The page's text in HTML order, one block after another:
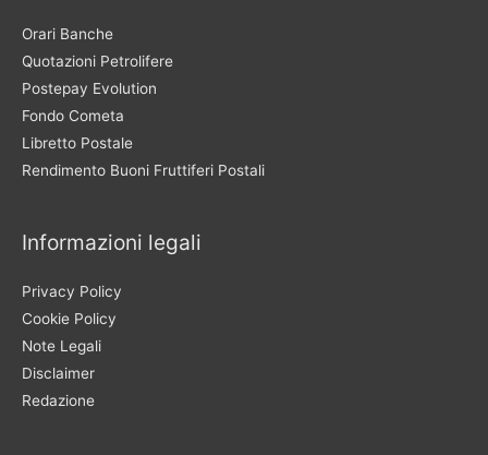
Orari Banche
Quotazioni Petrolifere
Postepay Evolution
Fondo Cometa
Libretto Postale
Rendimento Buoni Fruttiferi Postali
Informazioni legali
Privacy Policy
Cookie Policy
Note Legali
Disclaimer
Redazione